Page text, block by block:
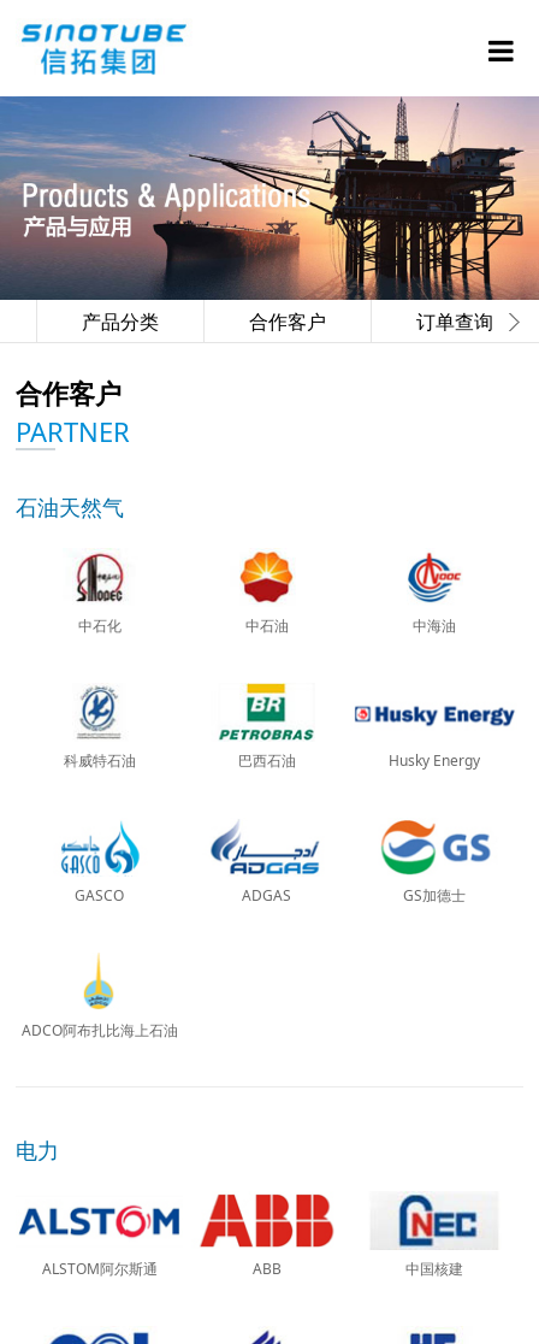
产品分类 合作客户 订单查询
合作客户
PARTNER
石油天然气
中石化 中石油 中海油
科威特石油 巴西石油 Husky Energy
GASCO ADGAS GS加德士
ADCO阿布扎比海上石油
电力
ALSTOM阿尔斯通 ABB 中国核建